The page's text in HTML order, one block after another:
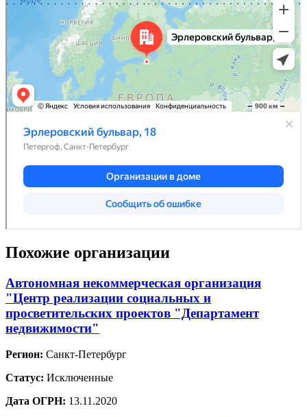
Похожие организации
Автономная некоммерческая организация
"Центр реализации социальных и
просветительских проектов "Департамент
недвижимости"
Регион: Санкт-Петербург
Статус: Исключенные
Дата ОГРН: 13.11.2020